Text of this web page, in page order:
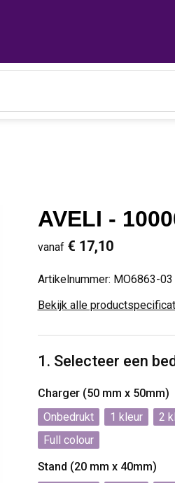
AVELI -
vanaf € 17,10
Artikelnummer: MO6863-03
Bekijk alle
1. Selecteer een
Charger (50 mm x 50mm)
Onbedrukt
1 2
Full colour
Stand (20 mm x 40mm)